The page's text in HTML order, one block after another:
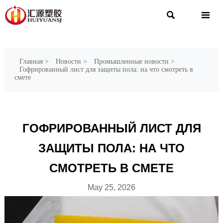
 
Главная> Новости > Промышленные новости >
Гофрированный лист для защиты пола: на что смотреть в
смете
ГОФРИРОВАННЫЙ ЛИСТ ДЛЯ
ЗАЩИТЫ ПОЛА: НА ЧТО
СМОТРЕТЬ В СМЕТЕ
May 25, 2026